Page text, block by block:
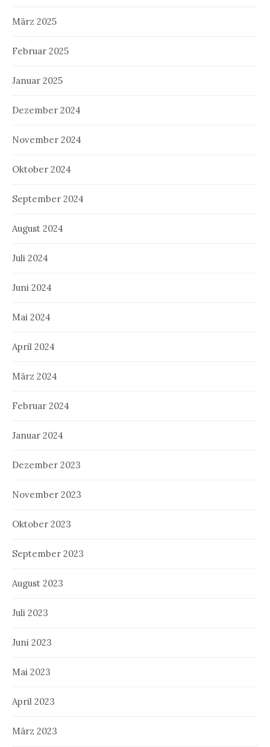
März 2025
Februar 2025
Januar 2025
Dezember 2024
November 2024
Oktober 2024
September 2024
August 2024
Juli 2024
Juni 2024
Mai 2024
April 2024
März 2024
Februar 2024
Januar 2024
Dezember 2023
November 2023
Oktober 2023
September 2023
August 2023
Juli 2023
Juni 2023
Mai 2023
April 2023
März 2023